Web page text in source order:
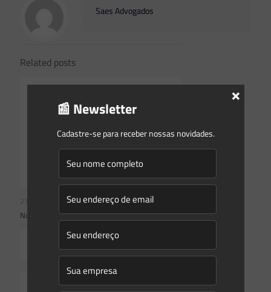
Saes Advogados
Related posts
23/07/2026
Novidades | Âmbito Federal
Read more
📰 Newsletter
Cadastre-se para receber nossas novidades.
×